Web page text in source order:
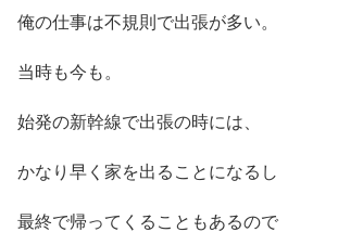
俺の仕事は不規則で出張が多い。
当時も今も。
始発の新幹線で出張の時には、
かなり早く家を出ることになるし
最終で帰ってくることもあるので